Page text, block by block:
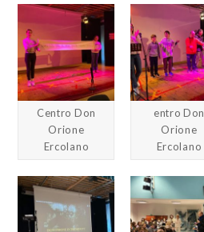
Centro Don
Orione
Ercolano
entro Don
Orione
Ercolano